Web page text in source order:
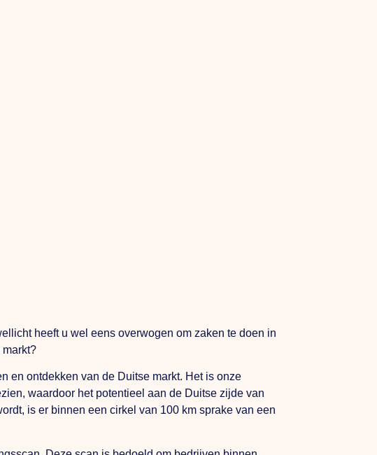
heeft u wel eens overwogen om zaken te doen in
en ontdekken van de Duitse markt. Het is onze
waardoor het potentieel aan de Duitse zijde van
is er binnen een cirkel van 100 km sprake van een